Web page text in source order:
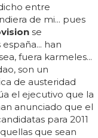
entre
de mi... pues
se
han
fuera karmeles...
son un
de austeridad
el ejecutivo que la
anunciado que el
para 2011
que sean